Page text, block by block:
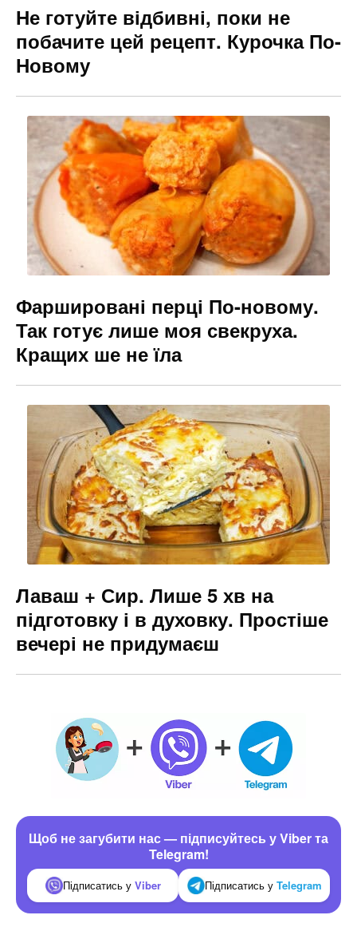
Не готуйте відбивні, поки не
побачите цей рецепт. Курочка По-
Новому
Фаршировані перці По-новому.
Так готує лише моя свекруха.
Кращих ше не їла
Лаваш + Сир. Лише 5 хв на
підготовку і в духовку. Простіше
вечері не придумаєш
Щоб не загубити нас — підписуйтесь у Viber та
Telegram!
Підписатись у Viber Підписатись у Telegram